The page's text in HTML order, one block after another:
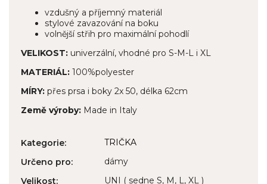
vzdušný a příjemný materiál
stylové zavazování na boku
volnější střih pro maximální pohodlí
VELIKOST: univerzální, vhodné pro S-M-L i XL
MATERIÁL: 100%polyester
MÍRY: přes prsa i boky 2x 50, délka 62cm
Země výroby: Made in Italy
Kategorie:
TRIČKA
Určeno pro:
dámy
Velikost: UNI ( sedne S, M, L, XL )